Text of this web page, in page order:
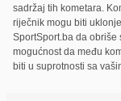
sadržaj tih kometara.
riječnik mogu biti
SportSport.ba da obriše
mogućnost da među
biti u suprotnosti sa